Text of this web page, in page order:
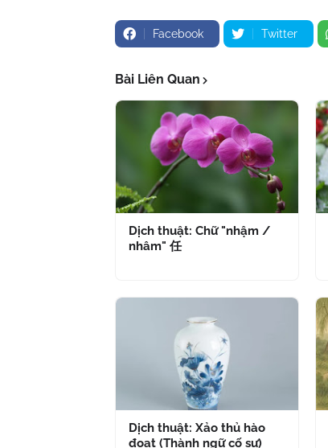
Facebook Twitter
Bài Liên Quan
Dịch thuật: Chữ "nhậm /
nhâm" 任
Dịch thuật: Xảo thủ hào
đoạt (Thành ngữ cố sự)